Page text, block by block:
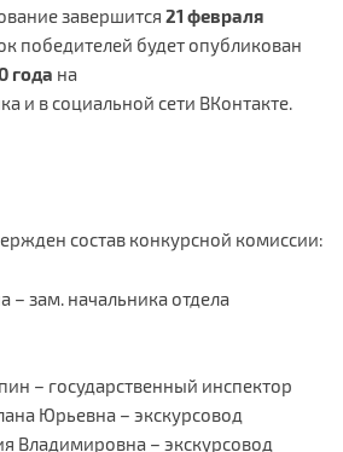
завершится 21 февраля
победителей будет опубликован
года на
и в социальной сети ВКонтакте.
состав конкурсной комиссии:
– зам. начальника отдела
– государственный инспектор
Юрьевна – экскурсовод
Владимировна – экскурсовод